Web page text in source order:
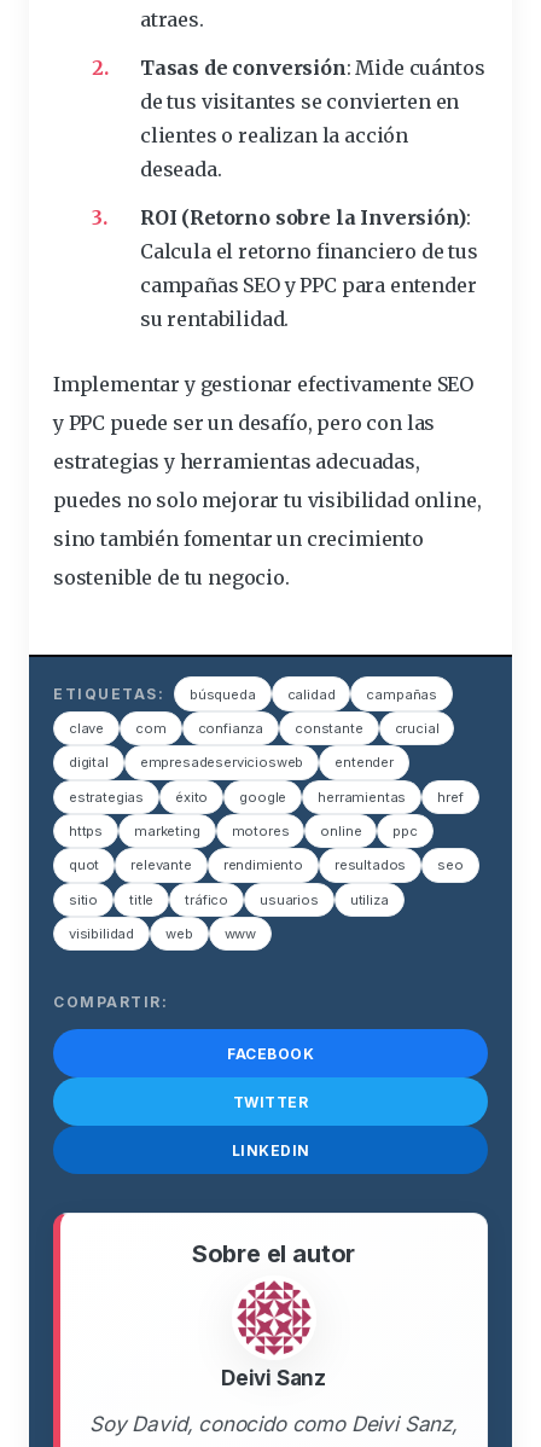
atraes.
Tasas de conversión: Mide cuántos
de tus visitantes se convierten en
clientes o realizan la acción
deseada.
ROI (Retorno sobre la Inversión):
Calcula el retorno financiero de tus
campañas SEO y PPC para entender
su rentabilidad.
Implementar y gestionar efectivamente SEO
y PPC puede ser un desafío, pero con las
estrategias y herramientas adecuadas,
puedes no solo mejorar tu visibilidad online,
sino también fomentar un crecimiento
sostenible de tu negocio.
ETIQUETAS: búsqueda calidad campañas
clave com confianza constante crucial
digital empresadeserviciosweb entender
estrategias éxito google herramientas href
https marketing motores online ppc
quot relevante rendimiento resultados seo
sitio title tráfico usuarios utiliza
visibilidad web www
COMPARTIR:
FACEBOOK
TWITTER
LINKEDIN
Sobre el autor
Deivi Sanz
Soy David, conocido como Deivi Sanz,